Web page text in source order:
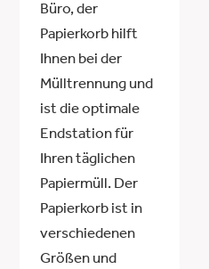
Büro, der
Papierkorb hilft
Ihnen bei der
Mülltrennung und
ist die optimale
Endstation für
Ihren täglichen
Papiermüll. Der
Papierkorb ist in
verschiedenen
Größen und